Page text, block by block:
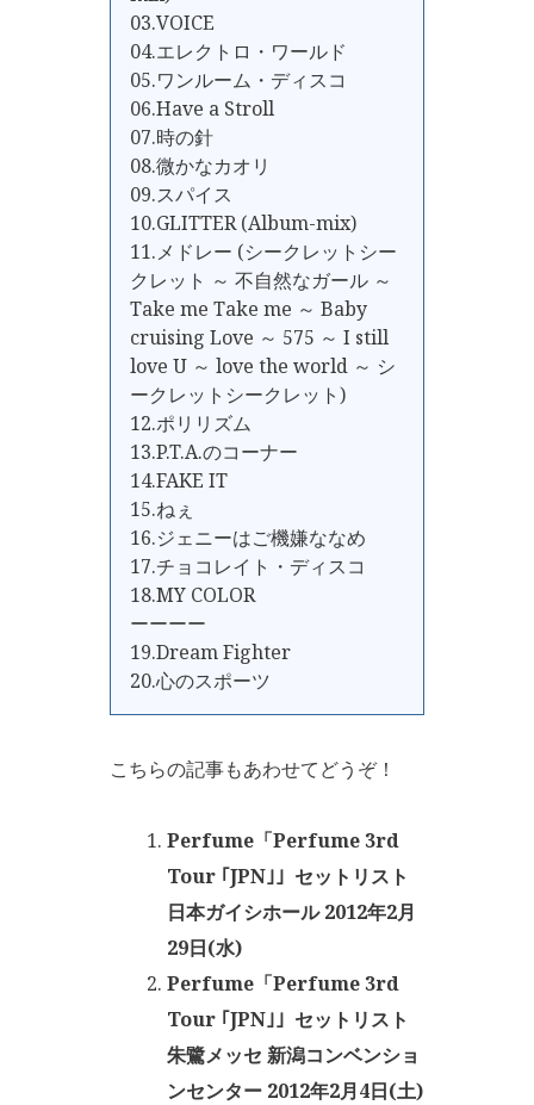
03.VOICE
04.エレクトロ・ワールド
05.ワンルーム・ディスコ
06.Have a Stroll
07.時の針
08.微かなカオリ
09.スパイス
10.GLITTER (Album-mix)
11.メドレー (シークレットシー
クレット ～ 不自然なガール ～
Take me Take me ～ Baby
cruising Love ～ 575 ～ I still
love U ～ love the world ～ シ
ークレットシークレット)
12.ポリリズム
13.P.T.A.のコーナー
14.FAKE IT
15.ねぇ
16.ジェニーはご機嫌ななめ
17.チョコレイト・ディスコ
18.MY COLOR
ーーーー
19.Dream Fighter
20.心のスポーツ
こちらの記事もあわせてどうぞ！
Perfume「Perfume 3rd
Tour ｢JPN｣」セットリスト
日本ガイシホール 2012年2月
29日(水)
Perfume「Perfume 3rd
Tour ｢JPN｣」セットリスト
朱鷺メッセ 新潟コンベンショ
ンセンター 2012年2月4日(土)